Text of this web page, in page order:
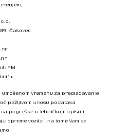
Čakovec
FM
utrošenom vremenu za pregledavanje
pažljivom unosu podataka
pogreške u tehničkom opisu i
opreme vozila i na tome Vam se